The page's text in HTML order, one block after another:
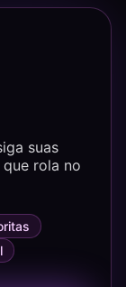
suas
rola no